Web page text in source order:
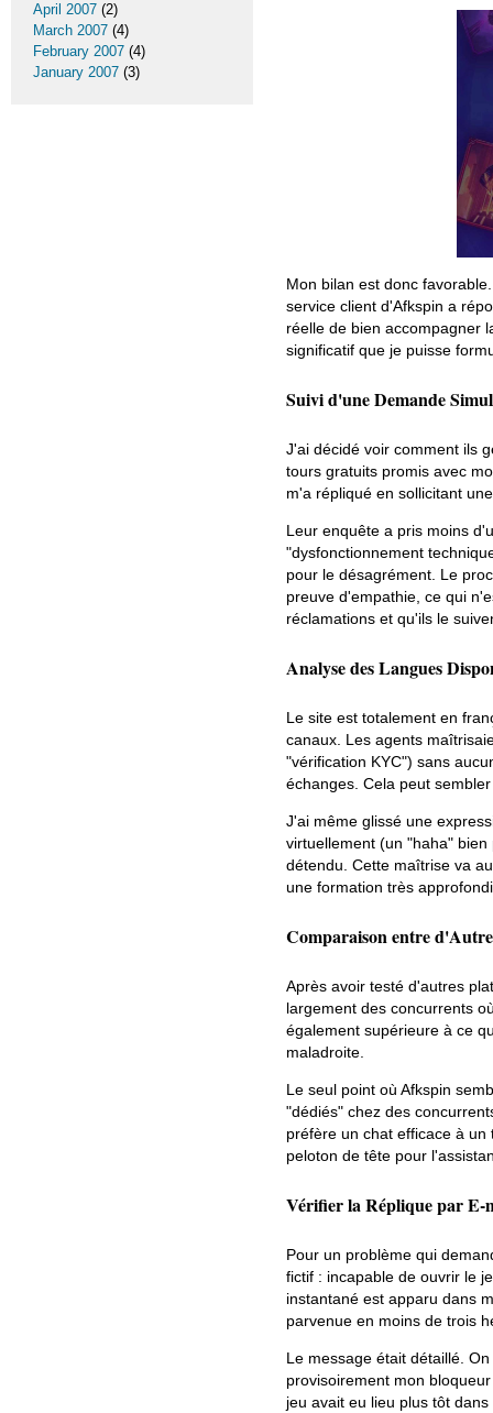
Mon bilan est donc
service client d'Afkspin a
réelle de bien accompagner
significatif que je puisse
Suivi d'une Demande
J'ai décidé voir comment ils
tours gratuits promis avec
m'a répliqué en sollicitant
Leur enquête a pris moins
"dysfonctionnement
pour le désagrément. Le
preuve d'empathie, ce qui
réclamations et qu'ils le
Analyse des Langues
Le site est totalement en
canaux. Les agents
"vérification KYC") sans
échanges. Cela peut
J'ai même glissé une
virtuellement (un "haha"
détendu. Cette maîtrise va
une formation très
Comparaison entre
Après avoir testé d'autres
largement des concurrents
également supérieure à ce
maladroite.
Le seul point où Afkspin
"dédiés" chez des
préfère un chat efficace à
peloton de tête pour
Vérifier la Réplique par
Pour un problème qui
fictif : incapable de ouvrir le
instantané est apparu dans
parvenue en moins de trois
Le message était détaillé.
provisoirement mon
jeu avait eu lieu plus tôt
April 2007 (2)
March 2007 (4)
February 2007 (4)
January 2007 (3)